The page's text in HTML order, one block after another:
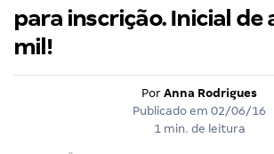
para inscrição. Inicial de
mil!
Por Anna Rodrigues
Publicado em 02/06/16
1 min. de leitura